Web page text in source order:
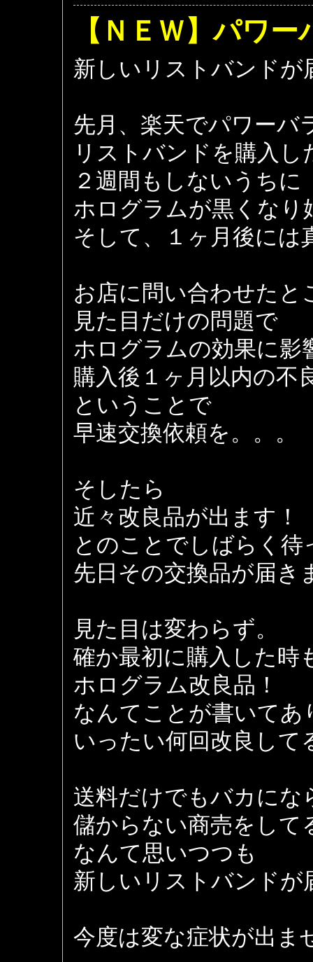
【ＮＥＷ】パワ
新しいリストバンドが
先月、楽天でパワーバ
リストバンドを購入し
２週間もしないうちに
ホログラムが黒くなり
そして、１ヶ月後には
お店に問い合わせたと
見た目だけの問題で
ホログラムの効果に影
購入後１ヶ月以内の不
ということで
早速交換依頼を。。。
そしたら
近々改良品が出ます！
とのことでしばらく
先日その交換品が届き
見た目は変わらず。
確か最初に購入した時
ホログラム改良品！
なんてことが書いてあ
いったい何回改良して
送料だけでもバカにな
儲からない商売をして
なんて思いつつも
新しいリストバンドが
今度は変な症状が出ま